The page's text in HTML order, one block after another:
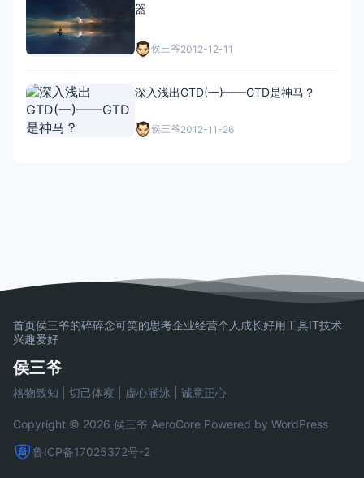
器
侯三爷2012-12-11
深入浅出GTD(一)——GTD是神马？
侯三爷2012-11-26
首页侯三爷的碎碎念可笑的思考企业经营个人成长好用工具IT技术
兴趣爱好
侯三爷
格物致知 | 切己体察 | 虚心涵泳 | 诚意正心
Copyright © 2026 侯三爷 AeroCore Powered by WordPress
鲁ICP备17025372号-2